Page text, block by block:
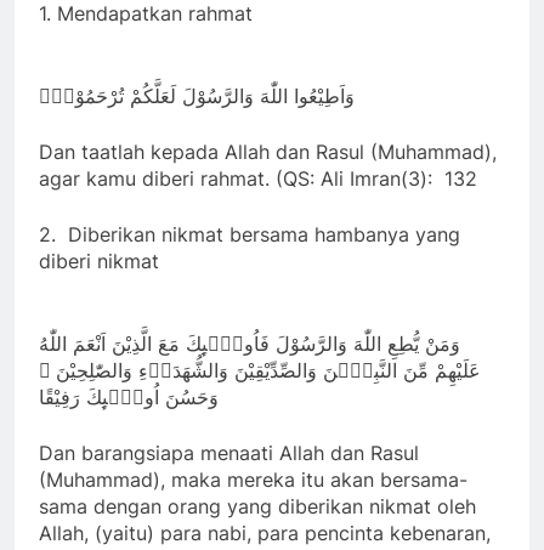
1. Mendapatkan rahmat
وَاَطِيْعُوا اللّٰهَ وَالرَّسُوْلَ لَعَلَّكُمْ تُرْحَمُوْنَۚ
Dan taatlah kepada Allah dan Rasul (Muhammad),
agar kamu diberi rahmat. (QS: Ali Imran(3): 132
2. Diberikan nikmat bersama hambanya yang
diberi nikmat
وَمَنْ يُّطِعِ اللّٰهَ وَالرَّسُوْلَ فَاُولٰۤىِٕكَ مَعَ الَّذِيْنَ اَنْعَمَ اللّٰهُ
عَلَيْهِمْ مِّنَ النَّبِيّٖنَ وَالصِّدِّيْقِيْنَ وَالشُّهَدَاۤءِ وَالصّٰلِحِيْنَ ۚ
وَحَسُنَ اُولٰۤىِٕكَ رَفِيْقًا
Dan barangsiapa menaati Allah dan Rasul
(Muhammad), maka mereka itu akan bersama-
sama dengan orang yang diberikan nikmat oleh
Allah, (yaitu) para nabi, para pencinta kebenaran,